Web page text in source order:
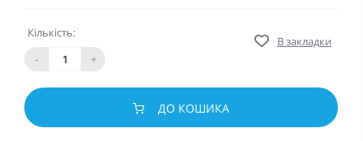
Кількість:
-
+
В закладки
ДО КОШИКА